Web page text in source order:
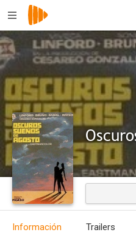
Información Trailers